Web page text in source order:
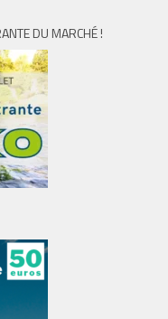
DU MARCHÉ !